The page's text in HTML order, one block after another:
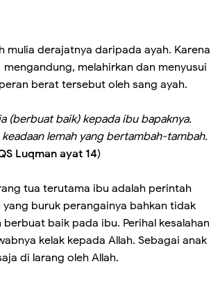
mulia derajatnya daripada ayah. Karena
melahirkan dan menyusui
berat tersebut oleh sang ayah.
(berbuat baik) kepada ibu bapaknya.
lemah yang bertambah-tambah.
Luqman ayat 14)
tua terutama ibu adalah perintah
buruk perangainya bahkan tidak
baik pada ibu. Perihal kesalahan
kelak kepada Allah. Sebagai anak
di larang oleh Allah.